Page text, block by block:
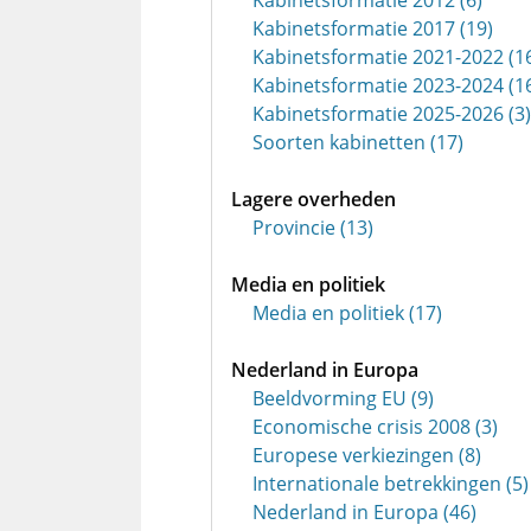
Kabinetsformatie 2017 (19)
Kabinetsformatie 2021-2022
Kabinetsformatie 2023-2024
Kabinetsformatie 2025-2026 (3)
Soorten kabinetten (17)
Lagere overheden
Provincie (13)
Media en politiek
Media en politiek (17)
Nederland in Europa
Beeldvorming EU (9)
Economische crisis 2008 (3)
Europese verkiezingen (8)
Internationale betrekkingen (5)
Nederland in Europa (46)